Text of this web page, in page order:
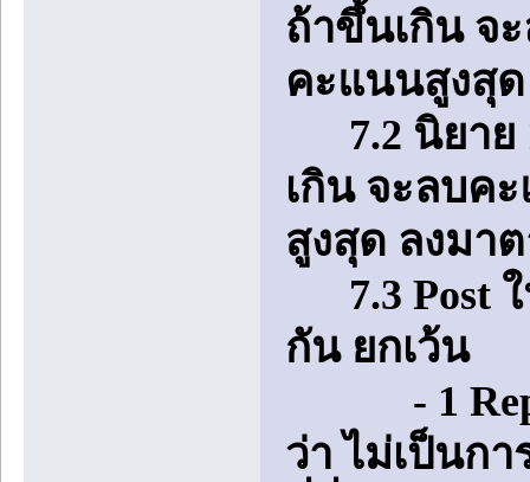
ถ้าขึ้นเกิน จ
คะแนนสูงสุด
7.2 นิยาย
เกิน จะลบค
สูงสุด ลงมา
7.3 Post ใ
กัน ยกเว้น
- 1 Reply
ว่า ไม่เป็นก